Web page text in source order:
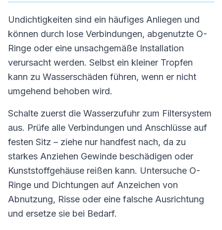
Undichtigkeiten sind ein häufiges Anliegen und
können durch lose Verbindungen, abgenutzte O-
Ringe oder eine unsachgemäße Installation
verursacht werden. Selbst ein kleiner Tropfen
kann zu Wasserschäden führen, wenn er nicht
umgehend behoben wird.
Schalte zuerst die Wasserzufuhr zum Filtersystem
aus. Prüfe alle Verbindungen und Anschlüsse auf
festen Sitz – ziehe nur handfest nach, da zu
starkes Anziehen Gewinde beschädigen oder
Kunststoffgehäuse reißen kann. Untersuche O-
Ringe und Dichtungen auf Anzeichen von
Abnutzung, Risse oder eine falsche Ausrichtung
und ersetze sie bei Bedarf.